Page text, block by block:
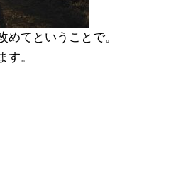
めてということで。
す。